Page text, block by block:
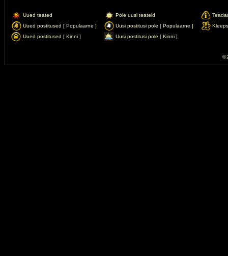
Uued teated Pole uusi teateid
Uued postitused [ Populaarne ]
Uusi postitusi pole [ Populaarne ]
Kleeps
Uued postitused [ Kinni ]
Uusi postitusi pole [ Kinni ]
©